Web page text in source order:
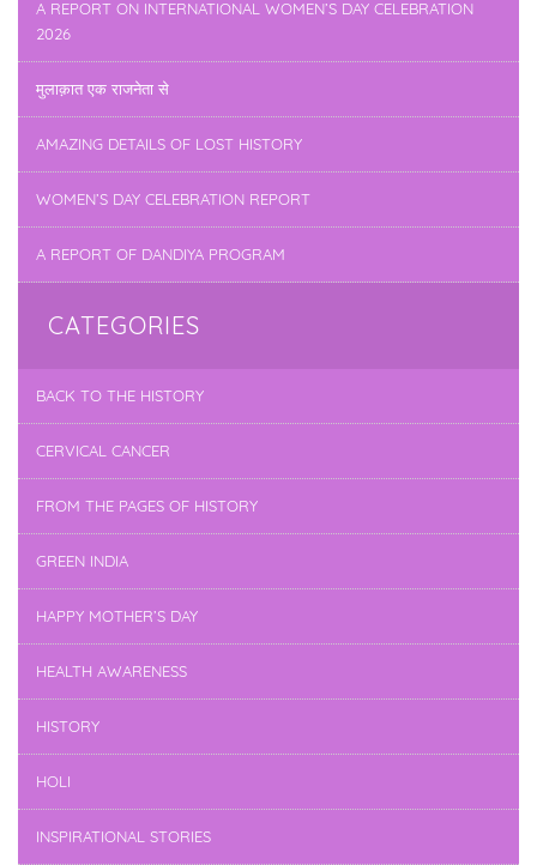
A REPORT ON INTERNATIONAL WOMEN’S DAY CELEBRATION
2026
मुलाक़ात एक राजनेता से
AMAZING DETAILS OF LOST HISTORY
WOMEN’S DAY CELEBRATION REPORT
A REPORT OF DANDIYA PROGRAM
CATEGORIES
BACK TO THE HISTORY
CERVICAL CANCER
FROM THE PAGES OF HISTORY
GREEN INDIA
HAPPY MOTHER’S DAY
HEALTH AWARENESS
HISTORY
HOLI
INSPIRATIONAL STORIES